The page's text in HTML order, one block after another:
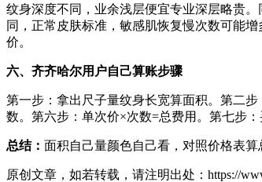
纹身深度不同，业余浅层便宜专业深层略贵
同，正常皮肤标准，敏感肌恢复慢次数可能
价。
六、齐齐哈尔用户自己算账步骤
第一步：拿出尺子量纹身长宽算面积。第二
数。第六步：单次价×次数=总费用。第七步
总结： 面积自己量颜色自己看，对照价格表
原创文章，如若转载，请注明出处：https://